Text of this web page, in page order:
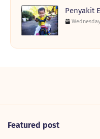
Penyakit
Featured post